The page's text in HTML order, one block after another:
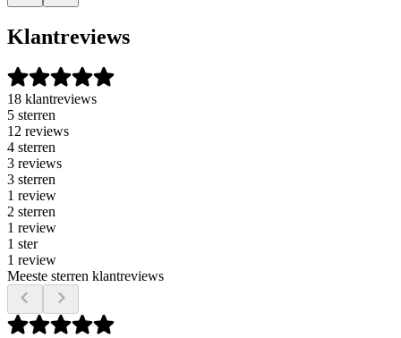
Klantreviews
18 klantreviews
5 sterren
12 reviews
4 sterren
3 reviews
3 sterren
1 review
2 sterren
1 review
1 ster
1 review
Meeste sterren klantreviews